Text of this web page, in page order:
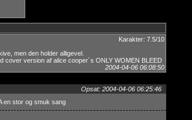
Karakter: 7.5/10
men den holder alligevel.
cover version af alice cooper´s ONLY WOMEN BLEED
2004-04-06 06:08:50
Opsat: 2004-04-06 06:25:46
en stor og smuk sang